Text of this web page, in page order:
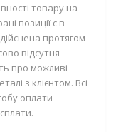
товару на
позиції є в
протягом
відсутня
про можливі
з клієнтом. Всі
оплати